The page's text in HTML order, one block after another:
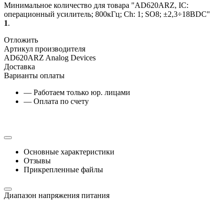
Минимальное количество для товара "AD620ARZ, IC:
операционный усилитель; 800кГц; Ch: 1; SO8; ±2,3÷18ВDC"
1.
Отложить
Артикул производителя
AD620ARZ Analog Devices
Доставка
Варианты оплаты
— Работаем только юр. лицами
— Оплата по счету
Основные характеристики
Отзывы
Прикрепленные файлы
Диапазон напряжения питания